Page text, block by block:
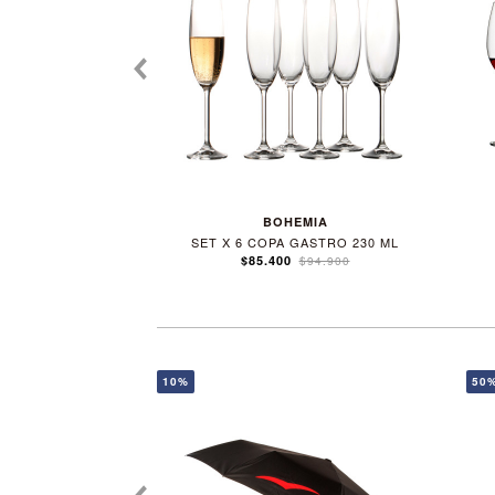
BOHEMIA
SET X 6 COPA GASTRO 230 ML
$85.400 $94.900
10%